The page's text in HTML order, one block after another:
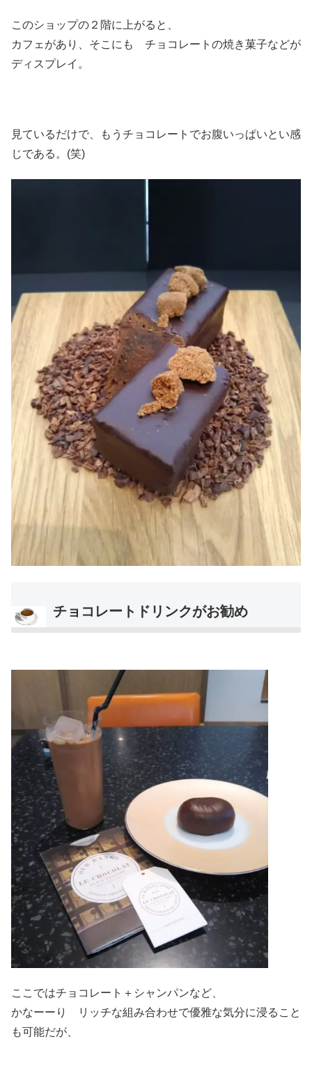
このショップの２階に上がると、
カフェがあり、そこにも チョコレートの焼き菓子などが
ディスプレイ。
見ているだけで、もうチョコレートでお腹いっぱいとい感
じである。(笑)
チョコレートドリンクがお勧め
ここではチョコレート＋シャンパンなど、
かなーーり リッチな組み合わせで優雅な気分に浸ること
も可能だが、